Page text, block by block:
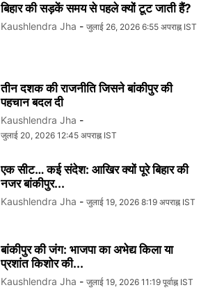
बिहार की सड़कें समय से पहले क्यों टूट जाती हैं?
Kaushlendra Jha - जुलाई 26, 2026 6:55 अपराह्न IST
तीन दशक की राजनीति जिसने बांकीपुर की
पहचान बदल दी
Kaushlendra Jha -
जुलाई 20, 2026 12:45 अपराह्न IST
एक सीट… कई संदेश: आखिर क्यों पूरे बिहार की
नजर बांकीपुर...
Kaushlendra Jha - जुलाई 19, 2026 8:19 अपराह्न IST
बांकीपुर की जंग: भाजपा का अभेद्य किला या
प्रशांत किशोर की...
Kaushlendra Jha - जुलाई 19, 2026 11:19 पूर्वाह्न IST